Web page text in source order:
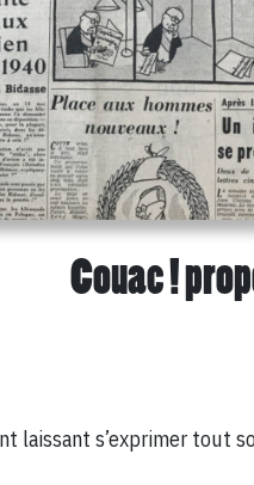
Couac !
laissant s’exprimer tout